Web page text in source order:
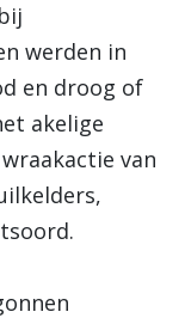
werden in
en droog of
akelige
van